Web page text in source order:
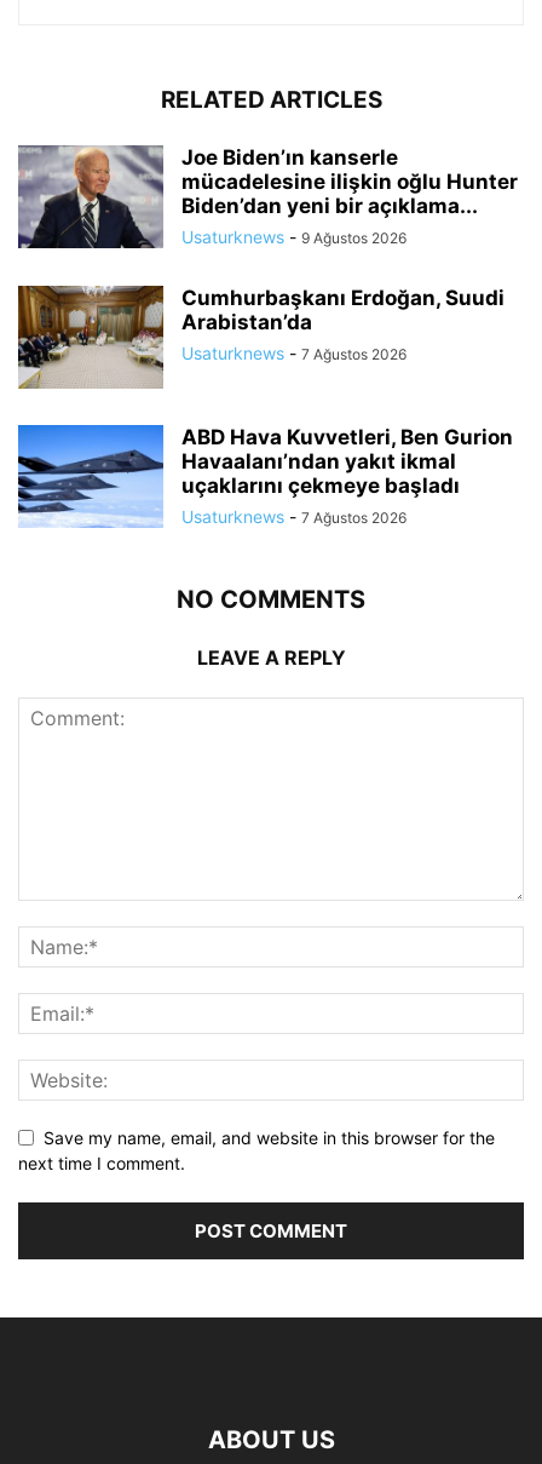
RELATED ARTICLES
Joe Biden’ın kanserle
mücadelesine ilişkin oğlu Hunter
Biden’dan yeni bir açıklama...
Usaturknews - 9 Ağustos 2026
Cumhurbaşkanı Erdoğan, Suudi
Arabistan’da
Usaturknews - 7 Ağustos 2026
ABD Hava Kuvvetleri, Ben Gurion
Havaalanı’ndan yakıt ikmal
uçaklarını çekmeye başladı
Usaturknews - 7 Ağustos 2026
NO COMMENTS
LEAVE A REPLY
Save my name, email, and website in this browser for the
next time I comment.
ABOUT US